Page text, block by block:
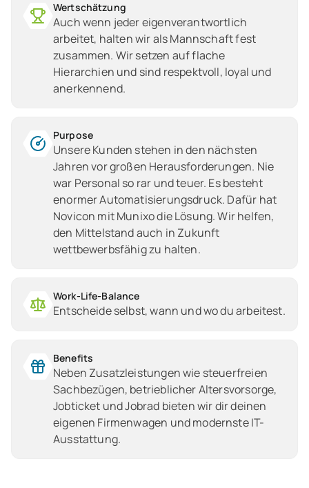
Wertschätzung
Auch wenn jeder eigenverantwortlich
arbeitet, halten wir als Mannschaft fest
zusammen. Wir setzen auf flache
Hierarchien und sind respektvoll, loyal und
anerkennend.
Purpose
Unsere Kunden stehen in den nächsten
Jahren vor großen Herausforderungen. Nie
war Personal so rar und teuer. Es besteht
enormer Automatisierungsdruck. Dafür hat
Novicon mit Munixo die Lösung. Wir helfen,
den Mittelstand auch in Zukunft
wettbewerbsfähig zu halten.
Work-Life-Balance
Entscheide selbst, wann und wo du arbeitest.
Benefits
Neben Zusatzleistungen wie steuerfreien
Sachbezügen, betrieblicher Altersvorsorge,
Jobticket und Jobrad bieten wir dir deinen
eigenen Firmenwagen und modernste IT-
Ausstattung.